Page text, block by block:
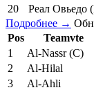
20
Реал Овьедо
Подробнее →
Pos
Teamvte
1
Al-Nassr (C)
2
Al-Hilal
3
Al-Ahli